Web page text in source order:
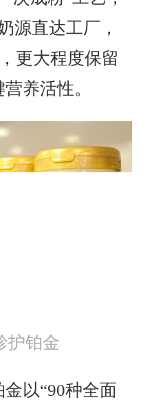
源直达工厂，
更大程度保留
养活性。
护铂金
以“90种全面